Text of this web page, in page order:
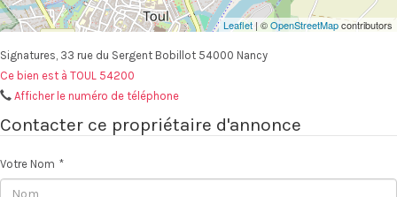
Leaflet | ©OpenStreetMapcontributors
Signatures, 33 rue du Sergent Bobillot 54000 Nancy
Ce bien est à TOUL 54200
Afficher le numéro de téléphone
Contacter ce propriétaire d'annonce
Votre Nom *